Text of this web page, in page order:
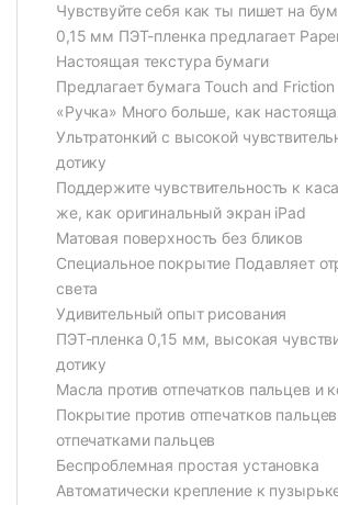
Чувствуйте себя как ты пишет на
0,15 мм ПЭТ-пленка предлагает
Настоящая текстура бумаги
Предлагает бумага Touch and
«Ручка» Много больше, как
Ультратонкий с высокой
дотику
Поддержите чувствительность к
же, как оригинальный экран iPad
Матовая поверхность без бликов
Специальное покрытие Подавляет
света
Удивительный опыт рисования
ПЭТ-пленка 0,15 мм, высокая
дотику
Масла против отпечатков пальцев и
Покрытие против отпечатков
отпечатками пальцев
Беспроблемная простая установка
Автоматически крепление к